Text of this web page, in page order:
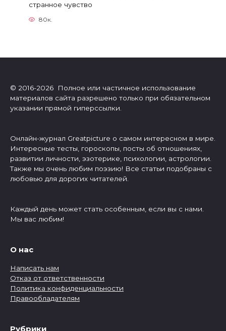
странное чувство
80к.
© 2016-2026 Полное или частичное использование
материалов сайта разрешено только при обязательном
указании прямой гиперссылки.
Онлайн-журнал Greatpicture о самом интересном в мире.
Интересные тесты, гороскопы, посты об отношениях,
развитии личности, эзотерике, психологии, астрологии.
Также мы очень любим поэзию! Все статьи подобраны с
любовью для дорогих читателей.
Каждый день может стать особенным, если вы с нами.
Мы вас любим!
О нас
Написать нам
Отказ от ответственности
Политика конфиденциальности
Правообладателям
Рубрики